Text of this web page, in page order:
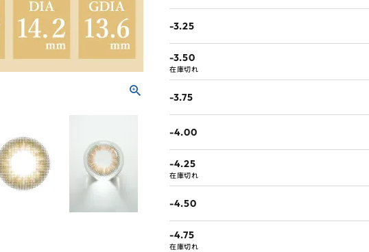
-3.25
-3.50
在庫切れ
-3.75
-4.00
-4.25
在庫切れ
-4.50
-4.75
在庫切れ